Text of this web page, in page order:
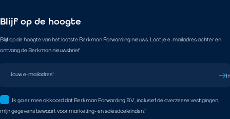
Blijf op de hoogte
Blijf op de hoogte van het laatste Berkman Forwarding nieuws. Laat je e-mailadres achter en
ontvang de Berkman nieuwsbrief.
Jouw e-mailadres*
Ik ga er mee akkoord dat Berkman Forwarding B.V., inclusief de overzeese vestigingen,
mijn gegevens bewaart voor marketing- en salesdoeleinden.*